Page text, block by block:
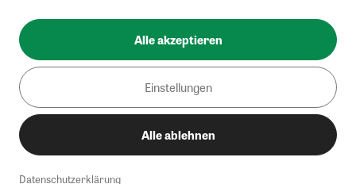
Alle akzeptieren
Einstellungen
Alle ablehnen
Datenschutzerklärung
AGB
Widerrufsbelehrung
Barrierefreiheit
Cookies/Tracking